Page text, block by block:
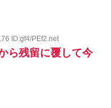
ID:gf4/PEf2.net
ら残留に覆して今